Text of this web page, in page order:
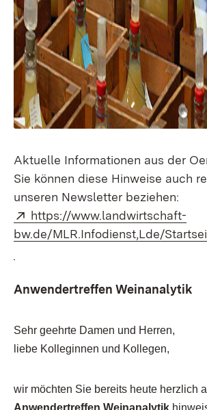
Aktuelle Informationen aus der
Sie können diese Hinweise auch
unseren Newsletter beziehen:
Extern:
https://www.landwirtschaft-
bw.de/MLR.Infodienst,Lde/
Anwendertreffen Weinanalytik
Sehr geehrte Damen und Herren,
liebe Kolleginnen und Kollegen,
wir möchten Sie bereits heute herzlich
Anwendertreffen Weinanalytik